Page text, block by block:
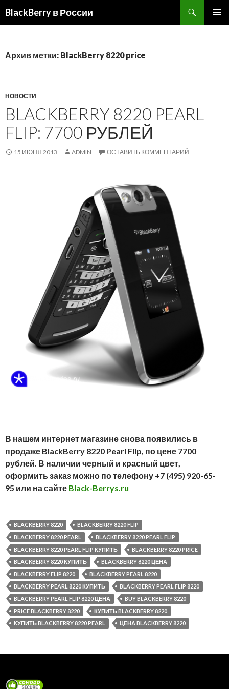
BlackBerry в России
Архив метки: BlackBerry 8220 price
НОВОСТИ
BLACKBERRY 8220 PEARL
FLIP: 7700 РУБЛЕЙ
15 ИЮНЯ 2013 ADMIN ОСТАВИТЬ КОММЕНТАРИЙ
В нашем интернет магазине снова появились в
продаже BlackBerry 8220 Pearl Flip, по цене 7700
рублей. В наличии черный и красный цвет,
оформить заказ можно по телефону +7 (495) 920-65-
95 или на сайте Black-Berrys.ru
BLACKBERRY 8220
BLACKBERRY 8220 FLIP
BLACKBERRY 8220 PEARL
BLACKBERRY 8220 PEARL FLIP
BLACKBERRY 8220 PEARL FLIP КУПИТЬ
BLACKBERRY 8220 PRICE
BLACKBERRY 8220 КУПИТЬ
BLACKBERRY 8220 ЦЕНА
BLACKBERRY FLIP 8220
BLACKBERRY PEARL 8220
BLACKBERRY PEARL 8220 КУПИТЬ
BLACKBERRY PEARL FLIP 8220
BLACKBERRY PEARL FLIP 8220 ЦЕНА
BUY BLACKBERRY 8220
PRICE BLACKBERRY 8220
КУПИТЬ BLACKBERRY 8220
КУПИТЬ BLACKBERRY 8220 PEARL
ЦЕНА BLACKBERRY 8220